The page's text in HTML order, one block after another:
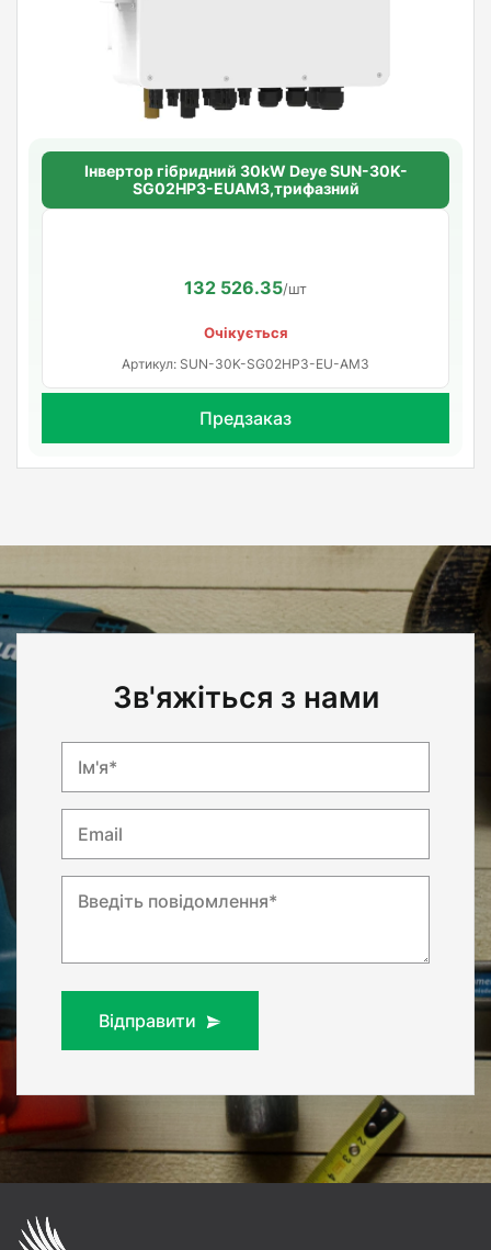
Інвертор гібридний 30kW Deye SUN-30K-
SG02HP3-EUAM3,трифазний
132 526.35/шт
Очікується
Артикул: SUN-30K-SG02HP3-EU-AM3
Предзаказ
Зв'яжіться з нами
Ім'я*
Email
Введіть повідомлення*
Відправити